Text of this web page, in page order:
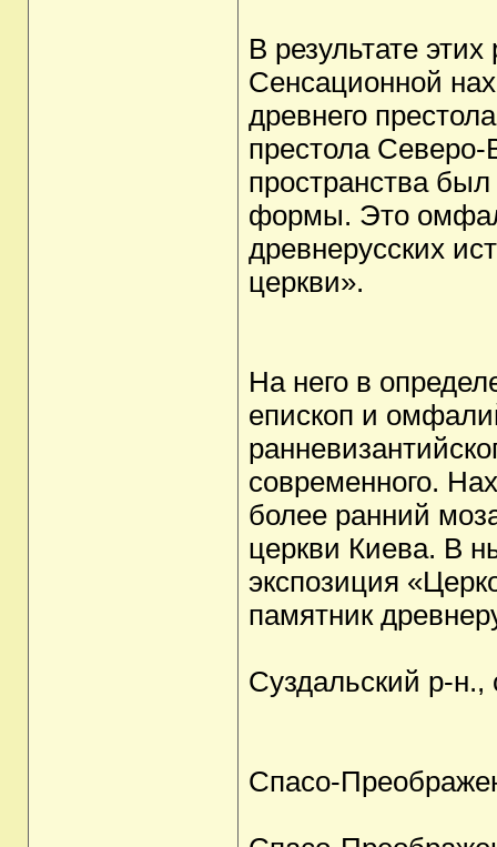
В результате
Сенсационной
древнего
престола Северо-
пространства
формы. Это
древнерусских
церкви».
На него в
епископ и
современного.
более ранний
церкви Киева. В
экспозиция
памятник
Суздальский р-
Спасо-